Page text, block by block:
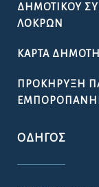
ΔΗΜΟΤΙΚΟΎ
ΛΟΚΡΏΝ
ΚΆΡΤΑ
ΠΡΟΚΉΡΥΞΗ
ΟΔΗΓΌΣ